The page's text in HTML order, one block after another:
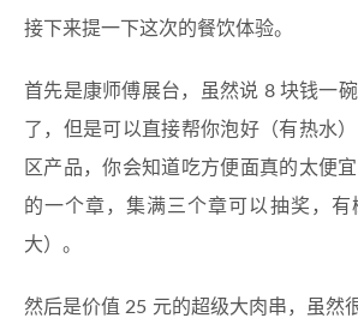
接下来提一下这次的餐饮体验。
首先是康师傅展台，虽然说 8 块钱一
了，但是可以直接帮你泡好（有热水
区产品，你会知道吃方便面真的太便
的一个章，集满三个章可以抽奖，有
大）。
然后是价值 25 元的超级大肉串，虽然